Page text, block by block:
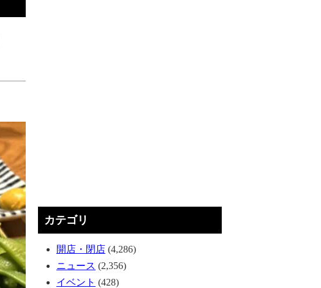
カテゴリ
開店・閉店 (4,286)
ニュース (2,356)
イベント (428)